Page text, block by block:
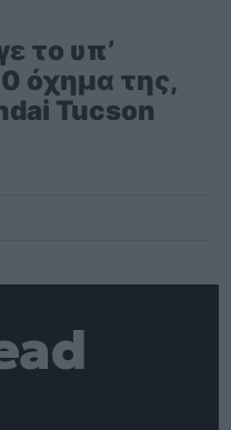
το υπ’
όχημα της,
Tucson